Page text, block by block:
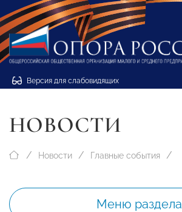
Версия для слабовидящих
НОВОСТИ
Новости Главные события
Меню раздела